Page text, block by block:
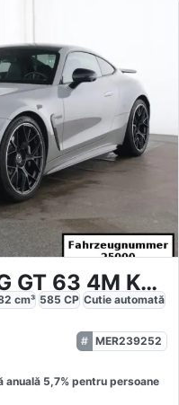
Mercedes-Benz AMG GT 63 4M Keramik Aerodynamik 21 NIGHTII
cm³ 585 CP Cutie automată
MER239252
anuală 5,7% pentru persoane